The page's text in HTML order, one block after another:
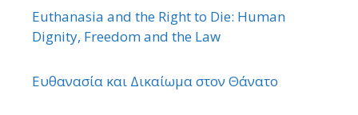
Euthanasia and the Right to Die: Human
Dignity, Freedom and the Law
Ευθανασία και Δικαίωμα στον Θάνατο